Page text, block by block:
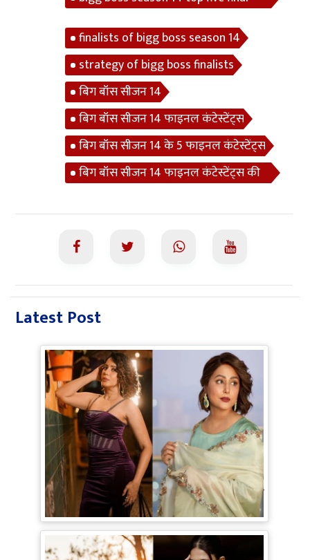
finalists of bigg boss season 14
strategy of bigg boss finalists
बिग बॉस सीजन 14
बिग बॉस सीजन 14 फाइनल कंटेस्टेंट्स
बिग बॉस सीजन 14 के 5 फाइनल कंटेस्टेंट्स
बिग बॉस सीजन 14 फाइनल कंटेस्टेंट्स की
Latest Post
TV Gossip: 'तीखी मिर्ची' हैं Hina Khan,
सूपर्नखा रोल के लिए परफेक्ट; Rozalin Khan ने
छेड़ी नई बहस